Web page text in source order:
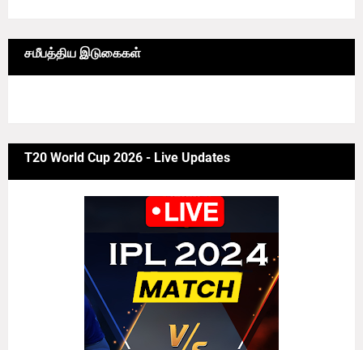
சமீபத்திய இடுகைகள்
T20 World Cup 2026 - Live Updates